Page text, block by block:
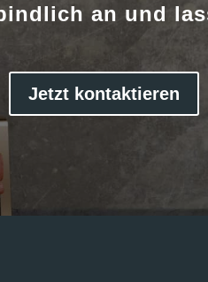
an und
Jetzt kontaktieren